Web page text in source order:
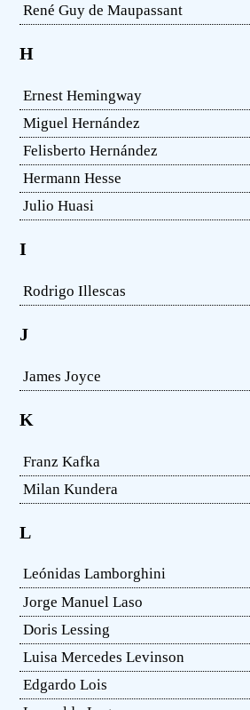
René Guy de Maupassant
H
Ernest Hemingway
Miguel Hernández
Felisberto Hernández
Hermann Hesse
Julio Huasi
I
Rodrigo Illescas
J
James Joyce
K
Franz Kafka
Milan Kundera
L
Leónidas Lamborghini
Jorge Manuel Laso
Doris Lessing
Luisa Mercedes Levinson
Edgardo Lois